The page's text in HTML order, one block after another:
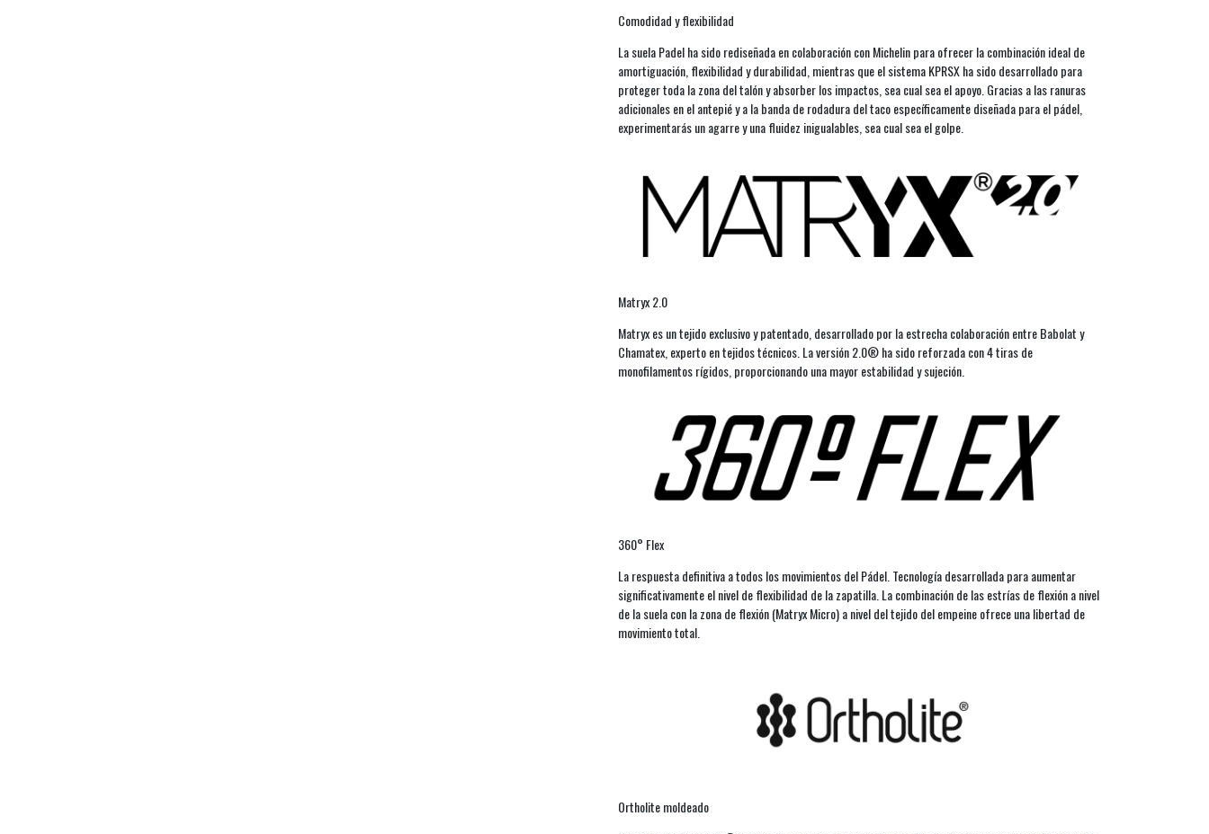
Comodidad y flexibilidad
La suela Padel ha sido rediseñada en colaboración con Michelin para ofrecer la combinación ideal de
amortiguación, flexibilidad y durabilidad, mientras que el sistema KPRSX ha sido desarrollado para
proteger toda la zona del talón y absorber los impactos, sea cual sea el apoyo. Gracias a las ranuras
adicionales en el antepié y a la banda de rodadura del taco específicamente diseñada para el pádel,
experimentarás un agarre y una fluidez inigualables, sea cual sea el golpe.
Matryx 2.0
Matryx es un tejido exclusivo y patentado, desarrollado por la estrecha colaboración entre Babolat y
Chamatex, experto en tejidos técnicos. La versión 2.0® ha sido reforzada con 4 tiras de
monofilamentos rígidos, proporcionando una mayor estabilidad y sujeción.
360° Flex
La respuesta definitiva a todos los movimientos del Pádel. Tecnología desarrollada para aumentar
significativamente el nivel de flexibilidad de la zapatilla. La combinación de las estrías de flexión a nivel
de la suela con la zona de flexión (Matryx Micro) a nivel del tejido del empeine ofrece una libertad de
movimiento total.
Ortholite moldeado